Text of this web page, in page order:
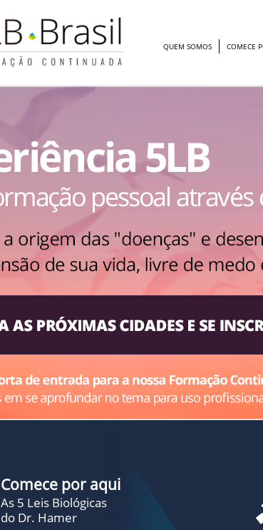
QUEM SOMOS COMECE
Comece por aqui
As 5 Leis Biológicas
do Dr. Hamer